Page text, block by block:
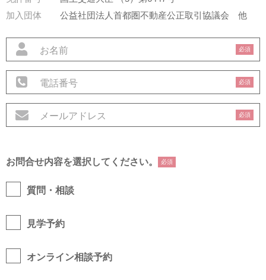
加入団体
公益社団法人首都圏不動産公正取引協議会他
必須
必須
必須
お問合せ内容を選択してください。 必須
質問・相談
見学予約
オンライン相談予約